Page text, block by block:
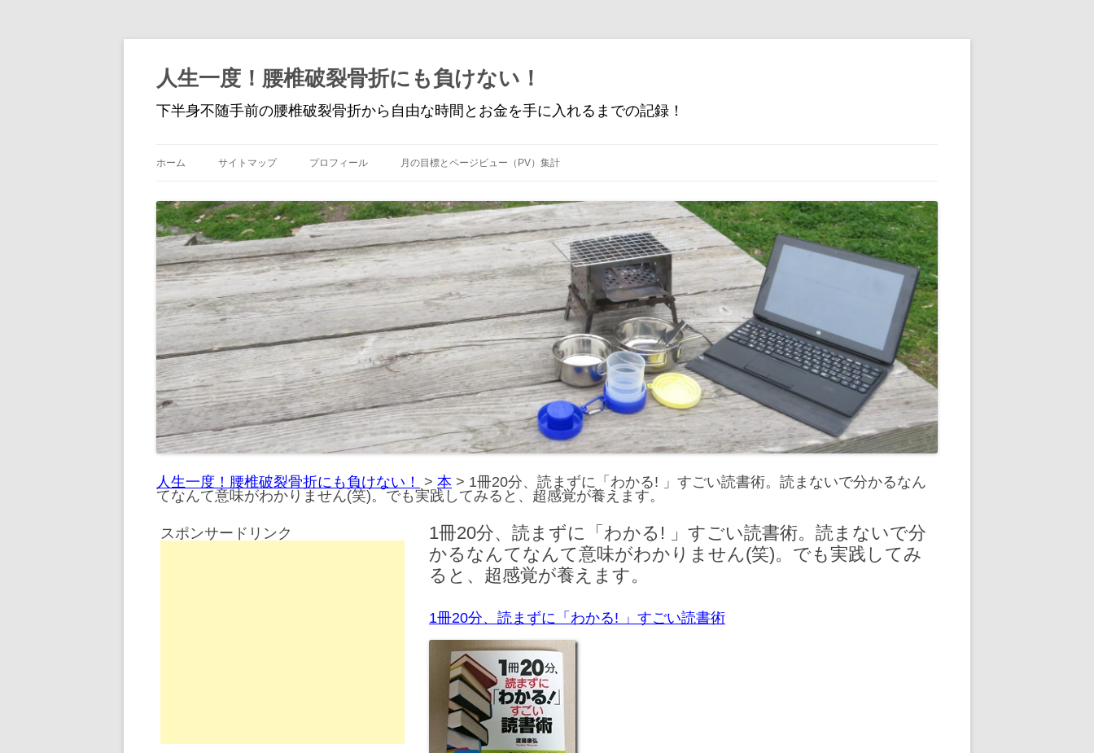
人生一度！腰椎破裂骨折にも負けない！
下半身不随手前の腰椎破裂骨折から自由な時間とお金を手に入れるまでの記録！
ン
ツ
へ
ス
キ
ッ
プ
ホーム サイトマップ プロフィール 月の目標とページビュー（PV）集計
人生一度！腰椎破裂骨折にも負けない！ > 本 > 1冊20分、読まずに「わかる! 」すごい読書術。読まないで分かるなん
てなんて意味がわかりません(笑)。でも実践してみると、超感覚が養えます。
1冊20分、読まずに「わかる! 」すごい読書術。読まないで分
かるなんてなんて意味がわかりません(笑)。でも実践してみ
ると、超感覚が養えます。
1冊20分、読まずに「わかる! 」すごい読書術
スポンサードリンク